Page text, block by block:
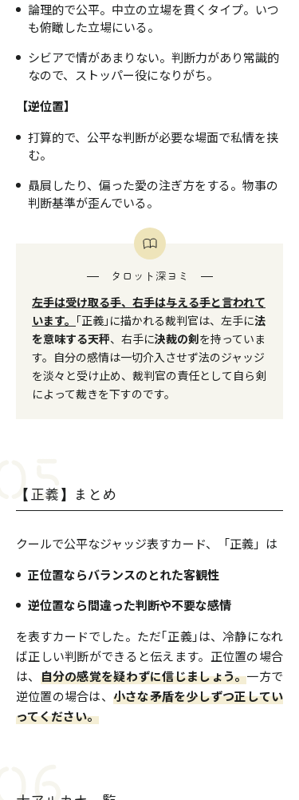
論理的で公平。中立の立場を貫くタイプ。いつ
も俯瞰した立場にいる。
シビアで情があまりない。判断力があり常識的
なので、ストッパー役になりがち。
【逆位置】
打算的で、公平な判断が必要な場面で私情を挟
む。
贔屓したり、偏った愛の注ぎ方をする。物事の
判断基準が歪んでいる。
タロット深ヨミ
左手は受け取る手、右手は与える手と言われて
います。 ｢正義｣に描かれる裁判官は、左手に法
を意味する天秤、右手に決裁の剣を持っていま
す。自分の感情は一切介入させず法のジャッジ
を淡々と受け止め、裁判官の責任として自ら剣
によって裁きを下すのです。
【正義】まとめ
クールで公平なジャッジ表すカード、「正義」は
正位置ならバランスのとれた客観性
逆位置なら間違った判断や不要な感情
を表すカードでした。ただ｢正義｣は、冷静になれ
ば正しい判断ができると伝えます。正位置の場合
は、 自分の感覚を疑わずに信じましょう。一方で
逆位置の場合は、 小さな矛盾を少しずつ正してい
ってください。